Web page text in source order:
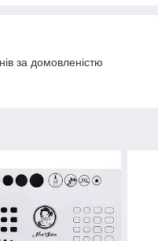
за домовленістю